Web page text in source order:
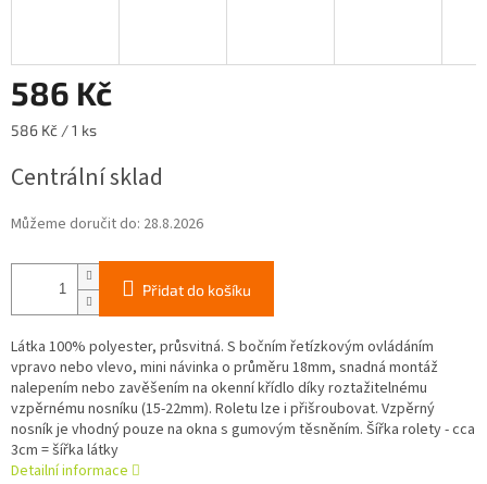
586 Kč
Měrná
586 Kč / 1 ks
Centrální sklad
Můžeme doručit do: 28.8.2026
Přidat do košíku
Látka 100% polyester, průsvitná. S bočním řetízkovým ovládáním
vpravo nebo vlevo, mini návinka o průměru 18mm, snadná montáž
nalepením nebo zavěšením na okenní křídlo díky roztažitelnému
vzpěrnému nosníku (15-22mm). Roletu lze i přišroubovat. Vzpěrný
nosník je vhodný pouze na okna s gumovým těsněním. Šířka rolety - cca
3cm = šířka látky
Detailní informace